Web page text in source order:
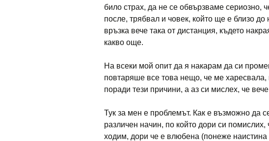
било страх, да не се обвързваме сериозно,
после, трябвал и човек, който ще е близо
връзка вече така от дистанция, където
какво още.
На всеки мой опит да я накарам да си
повтаряше все това нещо, че ме
поради тези причини, а аз си мислех, че
Тук за мен е проблемът. Как е възможно да
различен начин, по който дори си
ходим, дори че е влюбена (понеже